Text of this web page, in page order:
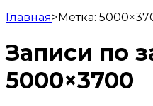
Главная>Метка:
Записи по
5000×3700